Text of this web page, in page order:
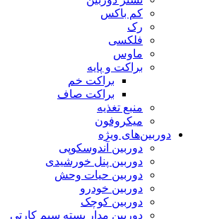
کم باکس
رک
فلکسی
ماوس
براکت و پایه
براکت خم
براکت صاف
منبع تغذیه
میکروفون
دوربین‌های ویژه
دوربین آندوسکوپی
دوربین پنل خورشیدی
دوربین حیات وحش
دوربین خودرو
دوربین کوچک
دوربین مدار بسته سیم کارتی